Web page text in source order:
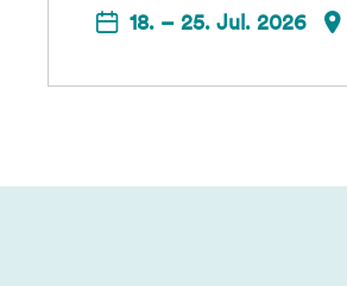
18. – 25. Jul. 2026